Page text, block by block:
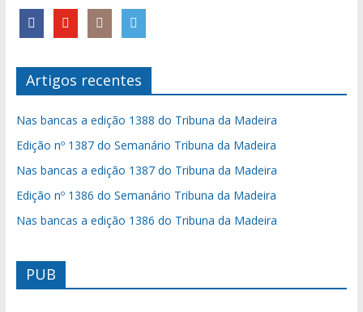
Artigos recentes
Nas bancas a edição 1388 do Tribuna da Madeira
Edição nº 1387 do Semanário Tribuna da Madeira
Nas bancas a edição 1387 do Tribuna da Madeira
Edição nº 1386 do Semanário Tribuna da Madeira
Nas bancas a edição 1386 do Tribuna da Madeira
PUB